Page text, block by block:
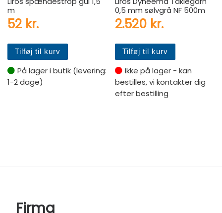
m
52 kr.
Tilføj til kurv
På lager i butik (levering:
1-2 dage)
0,5 mm sølvgrå NF 500m
2.520 kr.
Tilføj til kurv
Ikke på lager - kan
bestilles, vi kontakter dig
efter bestilling
Firma